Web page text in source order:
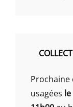
Prochaine
usagées